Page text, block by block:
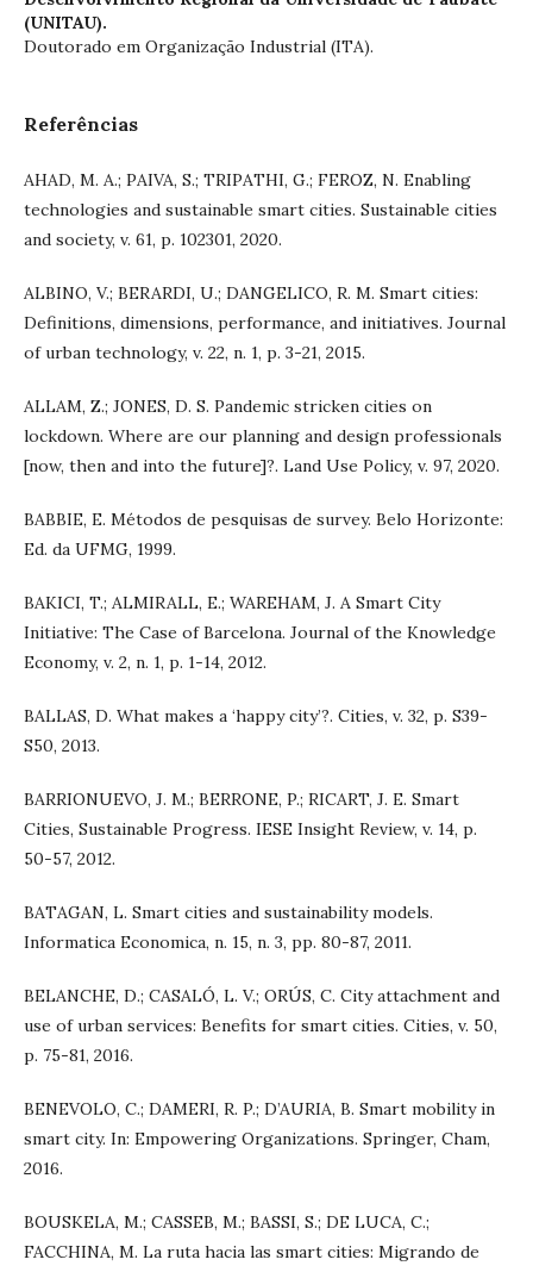
(UNITAU).
Doutorado em Organização Industrial (ITA).
Referências
AHAD, M. A.; PAIVA, S.; TRIPATHI, G.; FEROZ, N. Enabling
technologies and sustainable smart cities. Sustainable cities
and society, v. 61, p. 102301, 2020.
ALBINO, V.; BERARDI, U.; DANGELICO, R. M. Smart cities:
Definitions, dimensions, performance, and initiatives. Journal
of urban technology, v. 22, n. 1, p. 3-21, 2015.
ALLAM, Z.; JONES, D. S. Pandemic stricken cities on
lockdown. Where are our planning and design professionals
[now, then and into the future]?. Land Use Policy, v. 97, 2020.
BABBIE, E. Métodos de pesquisas de survey. Belo Horizonte:
Ed. da UFMG, 1999.
BAKICI, T.; ALMIRALL, E.; WAREHAM, J. A Smart City
Initiative: The Case of Barcelona. Journal of the Knowledge
Economy, v. 2, n. 1, p. 1-14, 2012.
BALLAS, D. What makes a ‘happy city’?. Cities, v. 32, p. S39-
S50, 2013.
BARRIONUEVO, J. M.; BERRONE, P.; RICART, J. E. Smart
Cities, Sustainable Progress. IESE Insight Review, v. 14, p.
50-57, 2012.
BATAGAN, L. Smart cities and sustainability models.
Informatica Economica, n. 15, n. 3, pp. 80-87, 2011.
BELANCHE, D.; CASALÓ, L. V.; ORÚS, C. City attachment and
use of urban services: Benefits for smart cities. Cities, v. 50,
p. 75-81, 2016.
BENEVOLO, C.; DAMERI, R. P.; D’AURIA, B. Smart mobility in
smart city. In: Empowering Organizations. Springer, Cham,
2016.
BOUSKELA, M.; CASSEB, M.; BASSI, S.; DE LUCA, C.;
FACCHINA, M. La ruta hacia las smart cities: Migrando de